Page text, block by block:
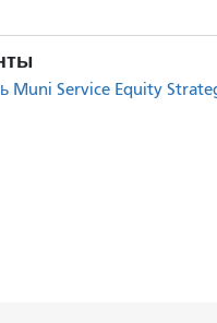
Service Equity